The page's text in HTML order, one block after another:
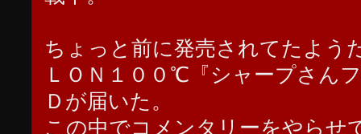
ちょっと前に発売されてたよう
ＬＯＮ１００℃『シャープさん
Ｄが届いた。
この中でコメンタリーをやらせ